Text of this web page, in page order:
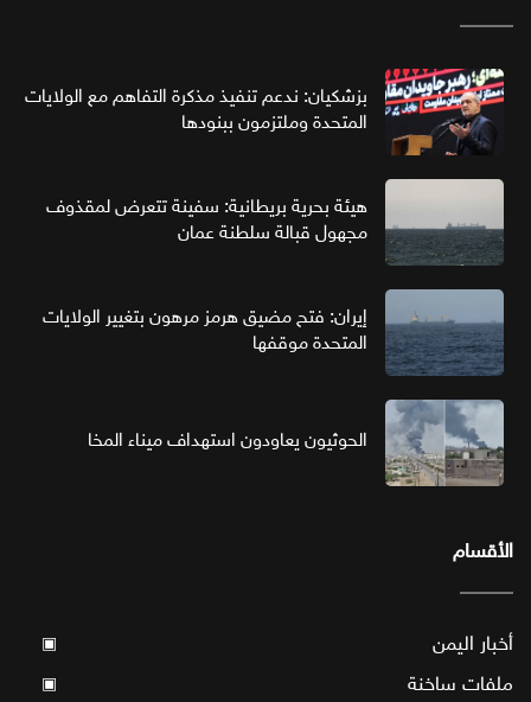
بزشكيان: ندعم تنفيذ مذكرة التفاهم مع الولايات
المتحدة وملتزمون ببنودها
هيئة بحرية بريطانية: سفينة تتعرض لمقذوف
مجهول قبالة سلطنة عمان
إيران: فتح مضيق هرمز مرهون بتغيير الولايات
المتحدة موقفها
الحوثيون يعاودون استهداف ميناء المخا
الأقسام
أخبار اليمن ▣
ملفات ساخنة ▣